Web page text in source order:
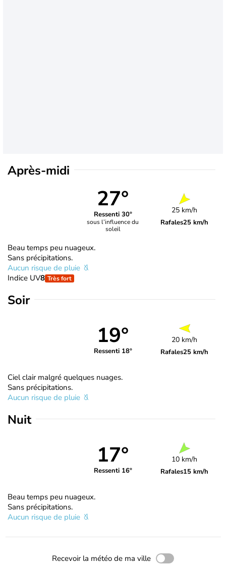
Après-midi
27°
Ressenti 30°
sous l’influence du
soleil
25 km/h
Rafales25 km/h
Beau temps peu nuageux.
Sans précipitations.
Aucun risque de pluie
Indice UV8 Très fort
Soir
19°
Ressenti 18°
20 km/h
Rafales25 km/h
Ciel clair malgré quelques nuages.
Sans précipitations.
Aucun risque de pluie
Nuit
17°
Ressenti 16°
10 km/h
Rafales15 km/h
Beau temps peu nuageux.
Sans précipitations.
Aucun risque de pluie
Recevoir la météo de ma ville